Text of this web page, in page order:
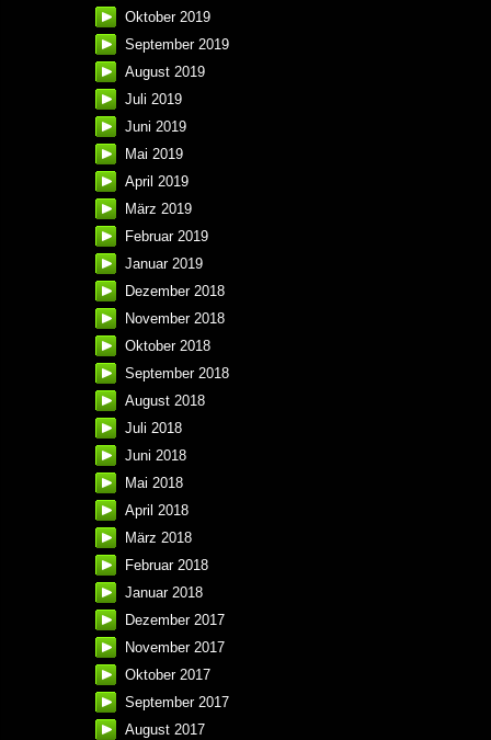
Oktober 2019
September 2019
August 2019
Juli 2019
Juni 2019
Mai 2019
April 2019
März 2019
Februar 2019
Januar 2019
Dezember 2018
November 2018
Oktober 2018
September 2018
August 2018
Juli 2018
Juni 2018
Mai 2018
April 2018
März 2018
Februar 2018
Januar 2018
Dezember 2017
November 2017
Oktober 2017
September 2017
August 2017